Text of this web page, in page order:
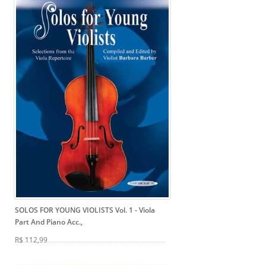
SOLOS FOR YOUNG VIOLISTS Vol. 1 - Viola
Part And Piano Acc.,
R$ 112,99